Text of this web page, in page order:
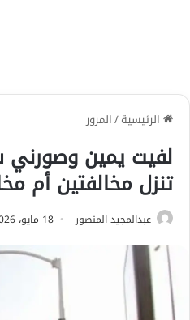
الرئيسية/المرور
لفيت يمين
تنزل مخالفتين أم
عبدالمجيد المنصور 18 مايو، 2026